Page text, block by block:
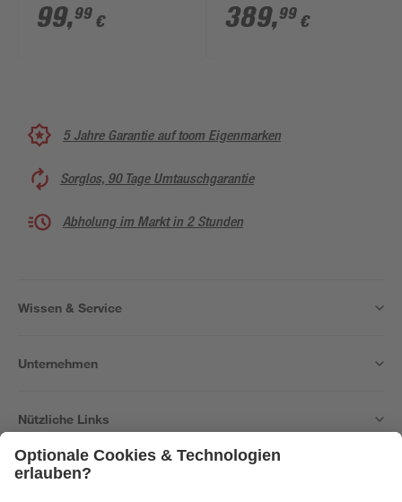
Aluminium silbergrau
9 x 9 x 190 cm
99,99 €
schwarz 180 x 180 cm
389,99 €
5 Jahre Garantie auf toom Eigenmarken
Sorglos, 90 Tage Umtauschgarantie
Abholung im Markt in 2 Stunden
Wissen & Service
Unternehmen
Nützliche Links